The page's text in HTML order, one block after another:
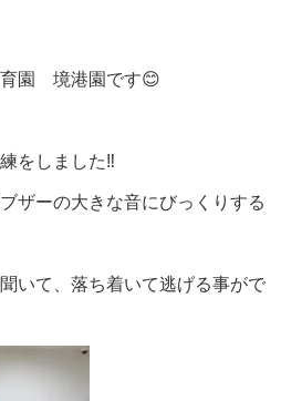
育園 境港園です😊
をしました‼️
ザーの大きな音にびっくりする
いて、落ち着いて逃げる事がで